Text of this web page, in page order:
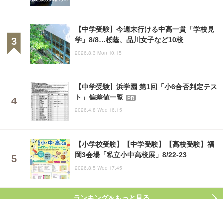
【中学受験】今週末行ける中高一貫「学校見
学」8/8…桜蔭、品川女子など10校
2026.8.3 Mon 10:15
【中学受験】浜学園 第1回「小6合否判定テス
ト」偏差値一覧
PR
2026.4.8 Wed 16:15
【小学校受験】【中学受験】【高校受験】福
岡3会場「私立小中高校展」8/22-23
2026.8.5 Wed 17:45